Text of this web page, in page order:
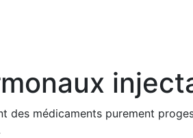
des médicaments purement